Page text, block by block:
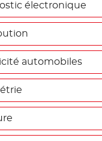
électronique
automobiles